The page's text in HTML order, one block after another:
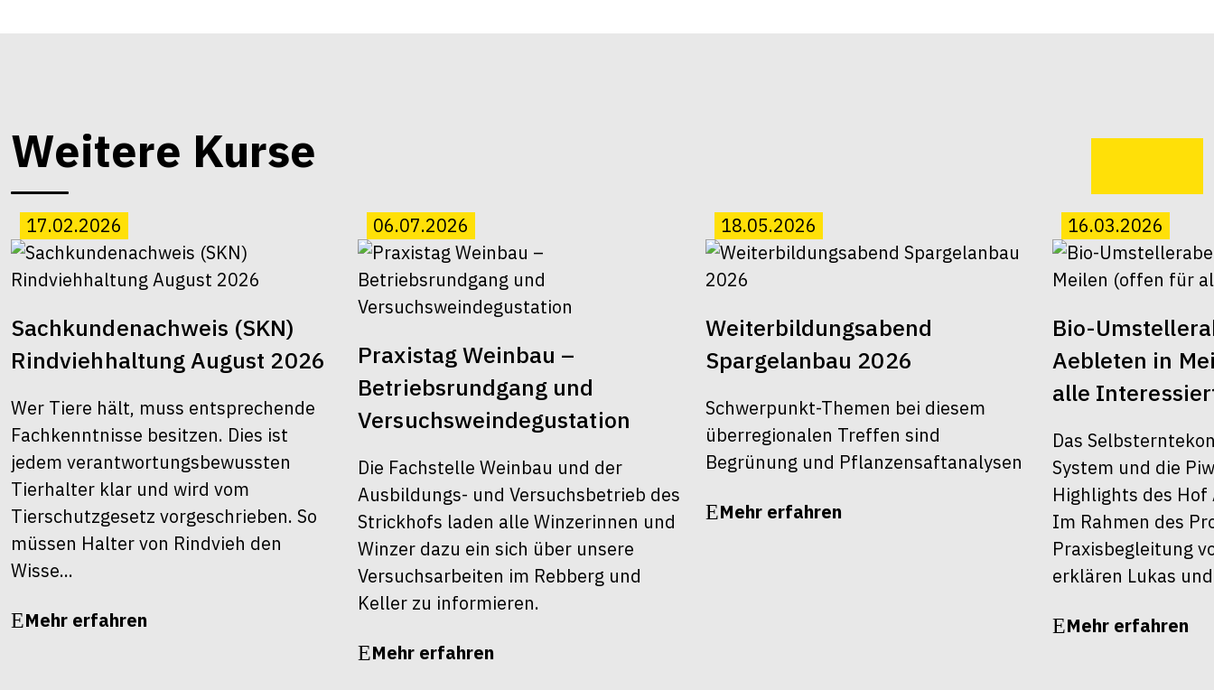
Weitere Kurse
17.02.2026
Sachkundenachweis (SKN)
Rindviehhaltung August 2026
Wer Tiere hält, muss entsprechende
Fachkenntnisse besitzen. Dies ist
jedem verantwortungsbewussten
Tierhalter klar und wird vom
Tierschutzgesetz vorgeschrieben. So
müssen Halter von Rindvieh den
Wisse...
Mehr erfahren
06.07.2026
Praxistag Weinbau –
Betriebsrundgang und
Versuchsweindegustation
Die Fachstelle Weinbau und der
Ausbildungs- und Versuchsbetrieb des
Strickhofs laden alle Winzerinnen und
Winzer dazu ein sich über unsere
Versuchsarbeiten im Rebberg und
Keller zu informieren.
Mehr erfahren
18.05.2026
Weiterbildungsabend
Spargelanbau 2026
Schwerpunkt-Themen bei diesem
überregionalen Treffen sind
Begrünung und Pflanzensaftanalysen
Mehr erfahren
16.03.2026
Bio-
Aebleten in
alle
Das
System und die
Highlights des
Im Rahmen des
Praxisbegleitung
erklären Lukas
Mehr erfahren